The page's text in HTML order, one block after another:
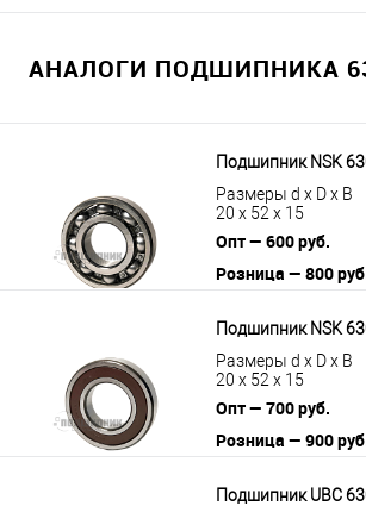
АНАЛОГИ ПОДШИПНИКА
Подшипник NSK
Размеры d x D x B
20 x 52 x 15
Опт — 600 руб.
Розница — 800
Подшипник NSK
Размеры d x D x B
20 x 52 x 15
Опт — 700 руб.
Розница — 900
Подшипник UBC